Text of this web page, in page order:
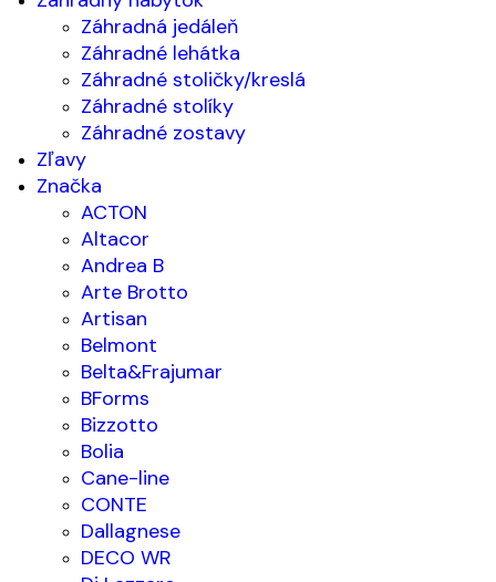
Záhradná jedáleň
Záhradné lehátka
Záhradné stoličky/kreslá
Záhradné stolíky
Záhradné zostavy
Zľavy
Značka
ACTON
Altacor
Andrea B
Arte Brotto
Artisan
Belmont
Belta&Frajumar
BForms
Bizzotto
Bolia
Cane-line
CONTE
Dallagnese
DECO WR